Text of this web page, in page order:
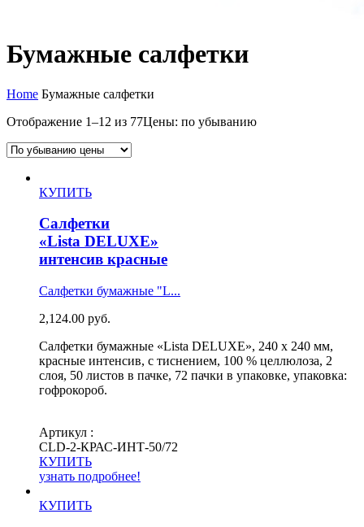
Бумажные салфетки
Home Бумажные салфетки
Отображение 1–12 из 77Цены: по убыванию
КУПИТЬ
Салфетки
«Lista DELUXE»
интенсив красные
Салфетки бумажные "L...
2,124.00 руб.
Салфетки бумажные «Lista DELUXE», 240 х 240 мм,
красные интенсив, с тиснением, 100 % целлюлоза, 2
слоя, 50 листов в пачке, 72 пачки в упаковке, упаковка:
гофрокороб.
Артикул :
СLD-2-КРАС-ИНТ-50/72
КУПИТЬ
узнать подробнее!
КУПИТЬ